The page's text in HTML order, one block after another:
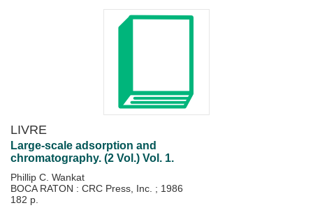
LIVRE
Large-scale adsorption and
chromatography. (2 Vol.) Vol. 1.
Phillip C. Wankat
BOCA RATON : CRC Press, Inc. ; 1986
182 p.